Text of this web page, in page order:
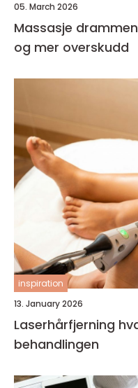
05. March 2026
Massasje drammen veien til mindre stress
og mer overskudd
inspiration
13. January 2026
Laserhårfjerning hva du bør vite før du velger
behandlingen